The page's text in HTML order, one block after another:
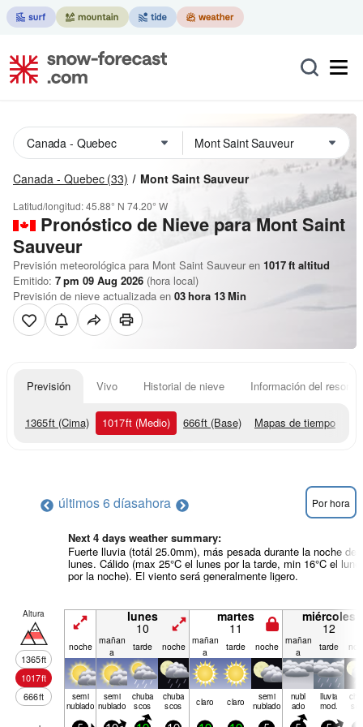
Canada - Quebec (33) Mont Saint Sauveur
Latitud/longitud:45.88° N 74.20° W
Pronóstico de Nieve para Mont Saint
Sauveur
Previsión meteorológica para Mont Saint Sauveur en 1017ft altitud
Emitido: 7 pm 09 Aug 2026 (hora local)
Previsión de nieve actualizada en 03hora 13Min
Previsión Vivo Historial de nieve Información del resort
1365ft (Cima) 1017ft (Medio) 666ft (Base) Mapas de tiempo
últimos 6 díasahora Por hora
Next 4 days weather summary:
Fuerte lluvia (totál 25.0mm), más pesada durante la noche de
lunes. Cálido (max 25°C el lunes por la tarde, min 16°C el
por la noche). El viento será generalmente ligero.
Altura
1365ft
1017ft
666ft
lunes
10
martes
11
miércoles
12
noche mañan
a
tarde noche mañan
a
tarde noche mañan
a
tarde
semi
nublado
semi
nublado
chuba
scos
chuba
scos claro claro semi
nublado
nubl
ado
lluvia
mod.